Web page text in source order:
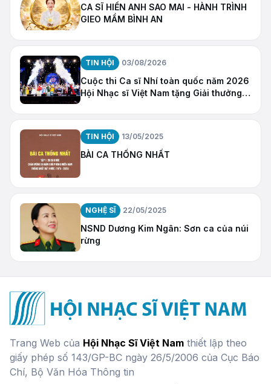
CA SĨ HIỀN ANH SAO MAI - HÀNH TRÌNH
GIEO MẦM BÌNH AN
TIN HỘI 03/08/2026
Cuộc thi Ca sĩ Nhí toàn quốc năm 2026
Hội Nhạc sĩ Việt Nam tặng Giải thưởng
TIN HỘI 13/05/2025
BÀI CA THỐNG NHẤT
NGHỆ SĨ 22/05/2025
NSND Dương Kim Ngân: Sơn ca của núi
rừng
Trang Web của Hội Nhạc Sĩ Việt Nam thiết lập theo
giấy phép số 143/GP-BC ngày 26/5/2006 của Cục Báo
Chí, Bộ Văn Hóa Thông tin